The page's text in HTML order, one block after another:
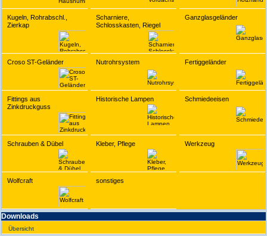
Kugeln, Rohrabschl.,
Zierkap
Scharniere,
Schlosskasten, Riegel
Ganzglasgeländer
Croso ST-Geländer Nutrohrsystem Fertiggeländer
Fittings aus
Zinkdruckguss
Historische Lampen Schmiedeeisen
Schrauben & Dübel Kleber, Pflege Werkzeug
Wolfcraft sonstiges
Downloads
Übersicht